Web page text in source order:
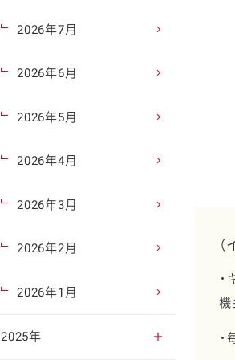
機
2026年7月
2026年6月
2026年5月
2026年4月
2026年3月
2026年2月
2026年1月
2025年